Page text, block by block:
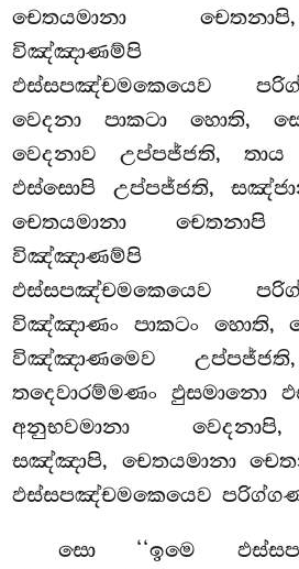
චෙතයමානා
විඤ්ඤාණම්පි
ඵස්සපඤ්චමකෙයෙව
වෙදනා පාකටා හොති,
වෙදනාව උප්පජ්ජති,
ඵස්සොපි උප්පජ්ජති,
චෙතයමානා
විඤ්ඤාණම්පි
ඵස්සපඤ්චමකෙයෙව
විඤ්ඤාණං පාකටං හොති,
විඤ්ඤාණමෙව
තදෙවාරම්මණං ඵුසමානො
අනුභවමානා
සඤ්ඤාපි, චෙතයමානා
ඵස්සපඤ්චමකෙයෙව
සො ‘‘ඉමෙ